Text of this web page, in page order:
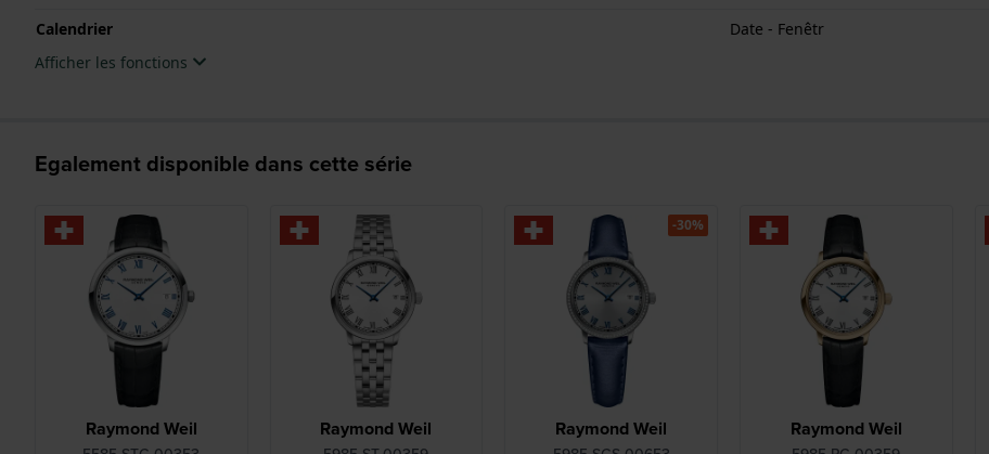
Calendrier
Date - Fenêtr
Afficher les fonctions
Egalement disponible dans cette série
Raymond Weil Raymond Weil Raymond Weil
-30%
Raymond Weil